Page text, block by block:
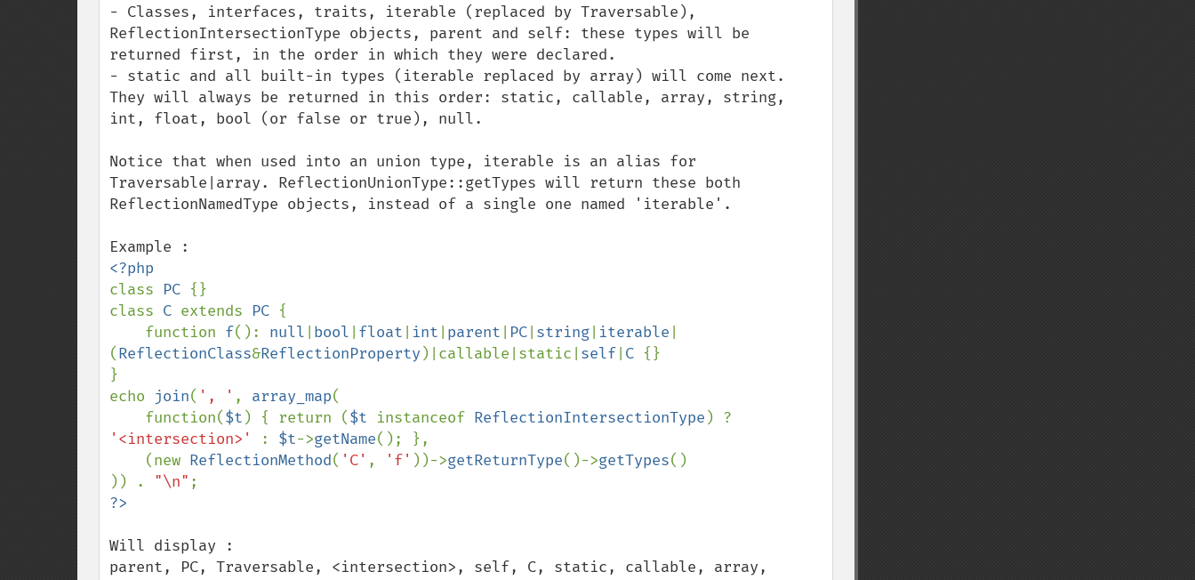
- Classes, interfaces, traits, iterable (replaced by Traversable),
ReflectionIntersectionType objects, parent and self: these types will be
returned first, in the order in which they were declared.
- static and all built-in types (iterable replaced by array) will come next.
They will always be returned in this order: static, callable, array, string,
int, float, bool (or false or true), null.
Notice that when used into an union type, iterable is an alias for
Traversable|array. ReflectionUnionType::getTypes will return these both
ReflectionNamedType objects, instead of a single one named 'iterable'.
class PC {}
class C extends PC {
    function
f(): null bool float int parent PC string iterable
(ReflectionClass&ReflectionProperty )|callable|static| self C {}
}
echo join( ', ' , array_map(
    function(
$t ) { return ($t instanceof ReflectionIntersectionType
'<intersection>'
: $t->getName(); },
    (new
ReflectionMethod( 'C' , 'f' ))->getReturnType()->getTypes()
)) . "\n"
Will display :
parent, PC, Traversable, <intersection>, self, C, static, callable, array,